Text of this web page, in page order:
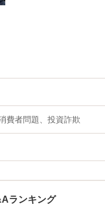
費者問題、投資詐欺
ランキング